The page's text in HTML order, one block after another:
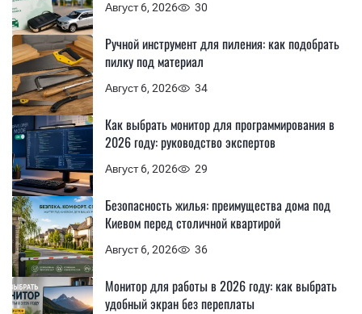
Август 6, 2026 30
Август 6, 2026 34
Ручной инструмент для пиления: как подобрать
пилку под материал
Август 6, 2026 29
Как выбрать монитор для программирования в
2026 году: руководство экспертов
Август 6, 2026 36
Безопасность жилья: преимущества дома под
Киевом перед столичной квартирой
Монитор для работы в 2026 году: как выбрать
удобный экран без переплаты